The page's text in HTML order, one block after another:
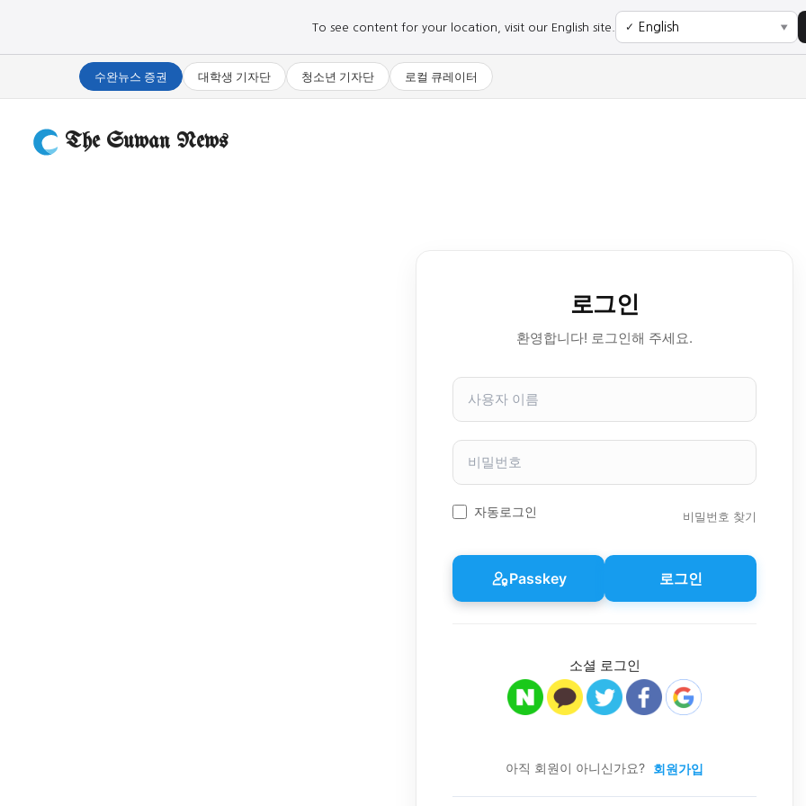
To see content for your location, visit our English site. ✓ ▼
수완뉴스 증권 대학생 기자단 청소년 기자단 로컬 큐레이터
The Suwan News
로그인
환영합니다! 로그인해 주세요.
사
자
이
비
번
호
자동로그인 비밀번호 찾기
Passkey 로그인
소셜 로그인
아직 회원이 아니신가요? 회원가입